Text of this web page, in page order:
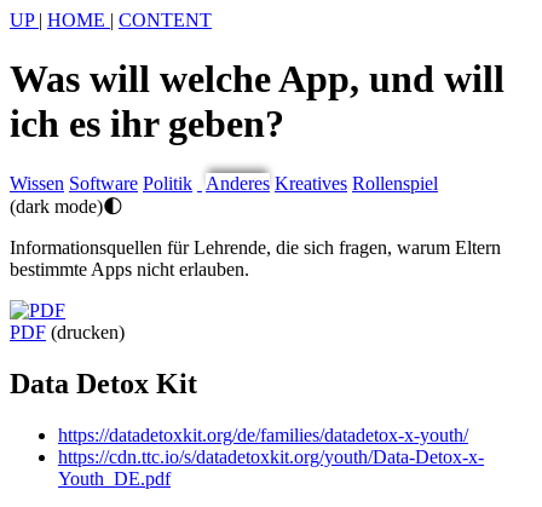
UP | HOME | CONTENT
Was will welche App, und will
ich es ihr geben?
Wissen Software Politik Anderes Kreatives Rollenspiel
(dark mode)🌓︎
Informationsquellen für Lehrende, die sich fragen, warum Eltern
bestimmte Apps nicht erlauben.
PDF (drucken)
Data Detox Kit
https://datadetoxkit.org/de/families/datadetox-x-youth/
https://cdn.ttc.io/s/datadetoxkit.org/youth/Data-Detox-x-
Youth_DE.pdf